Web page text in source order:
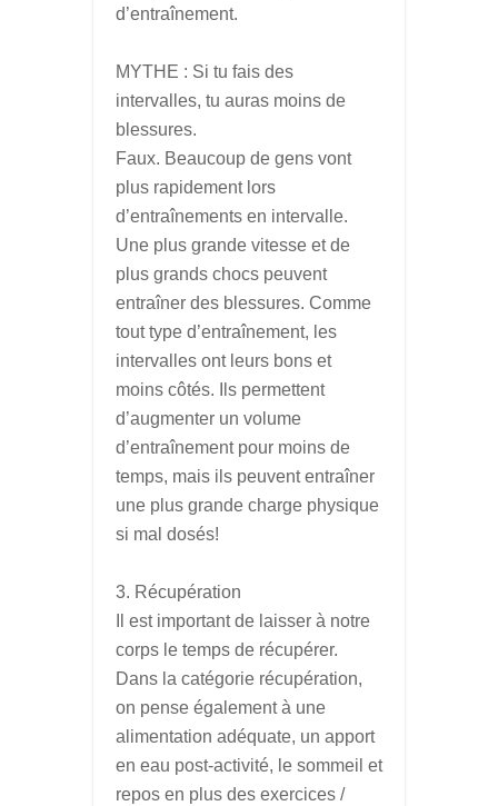
d’entraînement.
MYTHE : Si tu fais des
intervalles, tu auras moins de
blessures.
Faux. Beaucoup de gens vont
plus rapidement lors
d’entraînements en intervalle.
Une plus grande vitesse et de
plus grands chocs peuvent
entraîner des blessures. Comme
tout type d’entraînement, les
intervalles ont leurs bons et
moins côtés. Ils permettent
d’augmenter un volume
d’entraînement pour moins de
temps, mais ils peuvent entraîner
une plus grande charge physique
si mal dosés!
Récupération
Il est important de laisser à notre
corps le temps de récupérer.
Dans la catégorie récupération,
on pense également à une
alimentation adéquate, un apport
en eau post-activité, le sommeil et
repos en plus des exercices /